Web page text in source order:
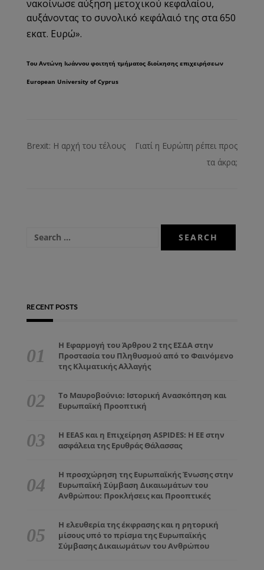
νακοίνωσε αύξηση μετοχικού κεφαλαίου,
αυξάνοντας το συνολικό κεφάλαιό της στα 650
εκατ. Ευρώ».
Του Αντώνη Ιωάννου φοιτητή τμήματος διοίκησης επιχειρήσεων
European University of Cyprus
Brexit: Η αρχή του τέλους
Γιατί η Ευρώπη ρέπει προς
τα άκρα;
RECENT POSTS
Η Εφαρμογή του Άρθρου 2 της ΕΣΔΑ στην
Προστασία του Πληθυσμού από το Φαινόμενο
της Κλιματικής Αλλαγής
Το Μαυροβούνιο: Ιστορική Ανασκόπηση και
Ευρωπαϊκή Προοπτική
Η EEAS και η Επιχείρηση ASPIDES: Η ΕΕ στην
ασφάλεια της Ερυθράς Θάλασσας
Η προσχώρηση της Ευρωπαϊκής Ένωσης στην
Ευρωπαϊκή Σύμβαση Δικαιωμάτων του
Ανθρώπου: Προκλήσεις και Προοπτικές
Η ελευθερία της έκφρασης και η ρητορική
μίσους υπό το πρίσμα της Ευρωπαϊκής
Σύμβασης Δικαιωμάτων του Ανθρώπου